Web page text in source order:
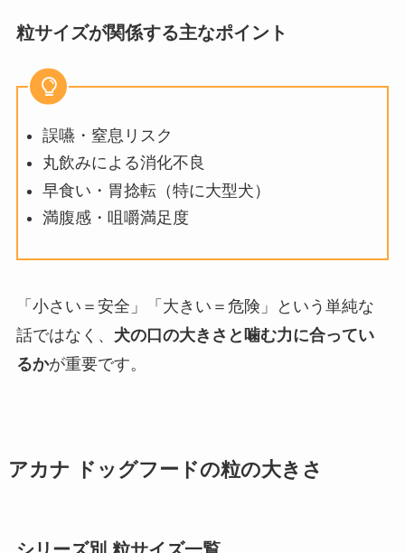
粒サイズが関係する主なポイント
誤嚥・窒息リスク
丸飲みによる消化不良
早食い・胃捻転（特に大型犬）
満腹感・咀嚼満足度
「小さい＝安全」「大きい＝危険」という単純な
話ではなく、 犬の口の大きさと噛む力に合ってい
るかが重要です。
アカナ ドッグフードの粒の大きさ
シリーズ別 粒サイズ一覧